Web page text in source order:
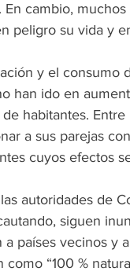
En cambio,
peligro su vida y
y el consumo
han ido en
habitantes.
a sus parejas
cuyos efectos
autoridades de
siguen
a países vecinos y
como “100 %